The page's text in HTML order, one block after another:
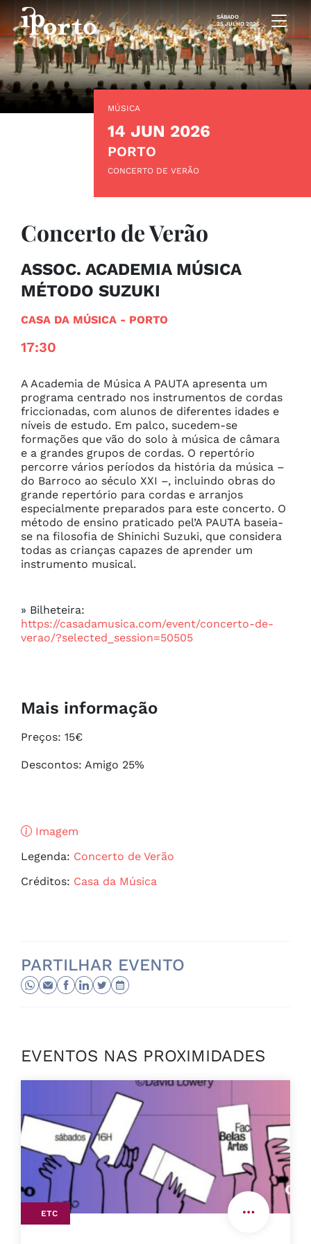
Saltar para o conteúdo
SÁBADO
25 JULHO 2026
MÚSICA
14 JUN 2026
PORTO
CONCERTO DE VERÃO
Concerto de Verão
ASSOC. ACADEMIA MÚSICA
MÉTODO SUZUKI
CASA DA MÚSICA - PORTO
17:30
A Academia de Música A PAUTA apresenta um
programa centrado nos instrumentos de cordas
friccionadas, com alunos de diferentes idades e
níveis de estudo. Em palco, sucedem-se
formações que vão do solo à música de câmara
e a grandes grupos de cordas. O repertório
percorre vários períodos da história da música –
do Barroco ao século XXI –, incluindo obras do
grande repertório para cordas e arranjos
especialmente preparados para este concerto. O
método de ensino praticado pel’A PAUTA baseia-
se na filosofia de Shinichi Suzuki, que considera
todas as crianças capazes de aprender um
instrumento musical.
» Bilheteira:
https://casadamusica.com/event/concerto-de-
verao/?selected_session=50505
Mais informação
Preços: 15€
Descontos: Amigo 25%
Imagem
Legenda: Concerto de Verão
Créditos: Casa da Música
PARTILHAR EVENTO
EVENTOS NAS PROXIMIDADES
ETC